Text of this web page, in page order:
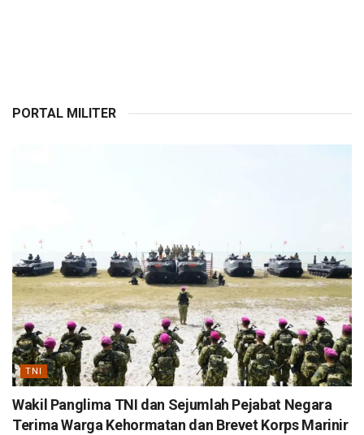
PORTAL MILITER
TNI
Wakil Panglima TNI dan Sejumlah Pejabat Negara
Terima Warga Kehormatan dan Brevet Korps Marinir